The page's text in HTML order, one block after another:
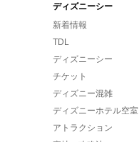
ディズニーシー
新着情報
TDL
ディズニーシー
チケット
ディズニー混雑
ディズニーホテル空室
アトラクション